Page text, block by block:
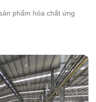
phẩm hóa chất ứng